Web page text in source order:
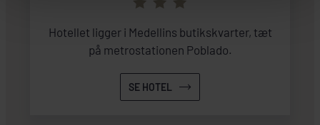
Hotellet ligger i Medellins butikskvarter, tæt
på metrostationen Poblado.
SE HOTEL